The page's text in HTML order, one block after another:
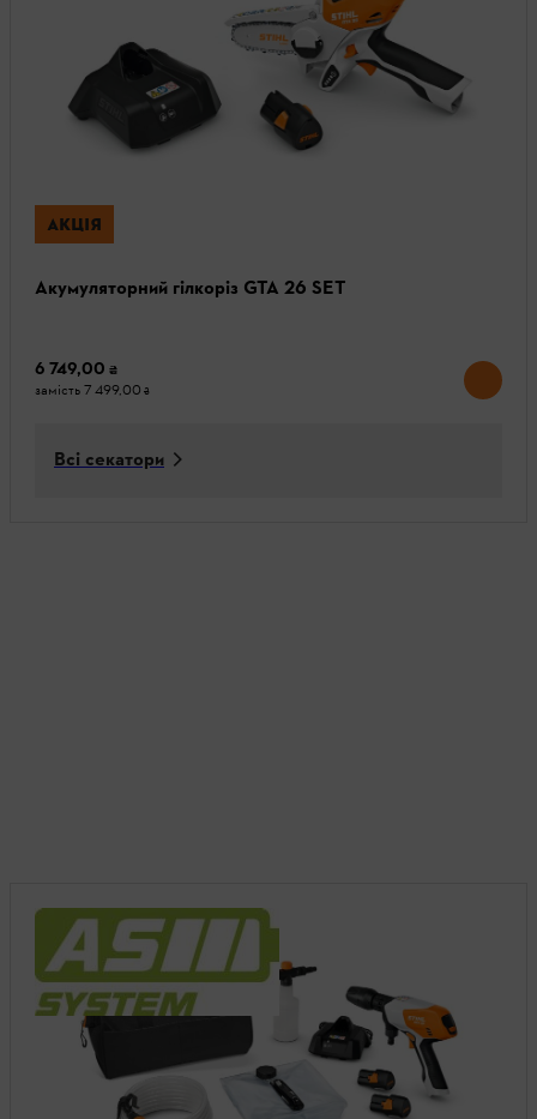
АКЦІЯ
Акумуляторний гілкоріз GTA 26 SET
6 749,00 ₴
замість 7 499,00 ₴
Всі секатори